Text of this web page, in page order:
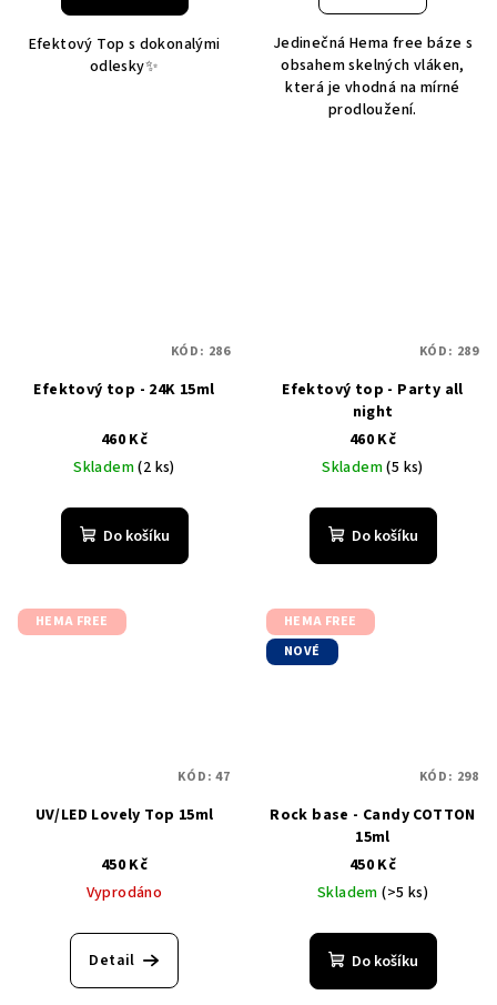
Efektový Top s dokonalými
odlesky✨
Jedinečná Hema free báze s
obsahem skelných vláken,
která je vhodná na mírné
prodloužení.
Efektový top - 24K 15ml
460 Kč
Skladem(2 ks)
Do košíku
KÓD: 286
Efektový top - Party all
night
460 Kč
Skladem(5 ks)
Do košíku
KÓD: 289
HEMA FREE
UV/LED Lovely Top 15ml
450 Kč
Vyprodáno
Detail
KÓD:47
HEMA FREE
NOVÉ
Rock base - Candy COTTON
15ml
450 Kč
Skladem(>5 ks)
Do košíku
KÓD: 298